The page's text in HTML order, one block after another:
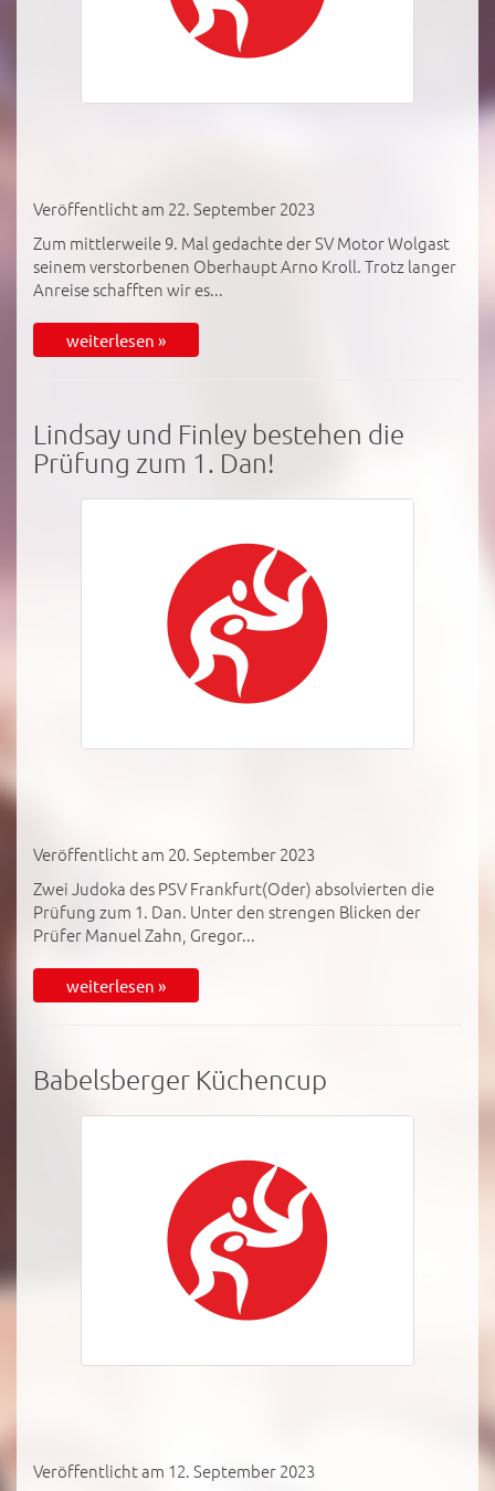
Veröffentlicht am 22. September 2023
Zum mittlerweile 9. Mal gedachte der SV Motor Wolgast
seinem verstorbenen Oberhaupt Arno Kroll. Trotz langer
Anreise schafften wir es...
weiterlesen »
Lindsay und Finley bestehen die
Prüfung zum 1. Dan!
Veröffentlicht am 20. September 2023
Zwei Judoka des PSV Frankfurt(Oder) absolvierten die
Prüfung zum 1. Dan. Unter den strengen Blicken der
Prüfer Manuel Zahn, Gregor...
weiterlesen »
Babelsberger Küchencup
Veröffentlicht am 12. September 2023